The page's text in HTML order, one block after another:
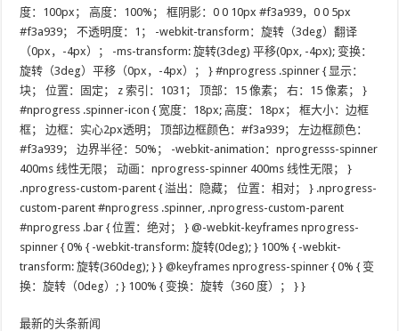
度：100px； 高度：100%； 框阴影：0 0 10px #f3a939，0 0 5px
#f3a939； 不透明度：1； -webkit-transform：旋转（3deg）翻译
（0px，-4px）； -ms-transform: 旋转(3deg) 平移(0px, -4px); 变换：
旋转（3deg）平移（0px，-4px）； } #nprogress .spinner { 显示：
块； 位置：固定； z 索引：1031； 顶部：15 像素； 右：15 像素； }
#nprogress .spinner-icon { 宽度：18px; 高度：18px； 框大小：边框
框； 边框：实心2px透明； 顶部边框颜色：#f3a939； 左边框颜色：
#f3a939； 边界半径：50%； -webkit-animation：nprogresss-spinner
400ms 线性无限； 动画：nprogress-spinner 400ms 线性无限； }
.nprogress-custom-parent { 溢出：隐藏； 位置：相对； } .nprogress-
custom-parent #nprogress .spinner, .nprogress-custom-parent
#nprogress .bar { 位置：绝对； } @-webkit-keyframes nprogress-
spinner { 0% { -webkit-transform: 旋转(0deg); } 100% { -webkit-
transform: 旋转(360deg); } } @keyframes nprogress-spinner { 0% { 变
换：旋转（0deg）; } 100% { 变换：旋转（360 度）； } }
最新的头条新闻